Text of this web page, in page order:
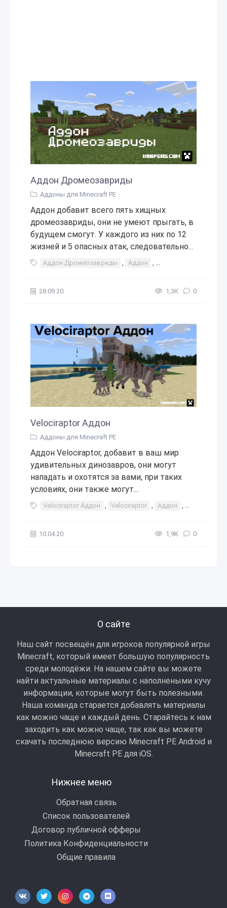
Аддон Дромеозавриды
Аддоны для Minecraft PE
Аддон добавит всего пять хищных
дромеозавриды, они не умеют прыгать, в
будущем смогут. У каждого из них по 12
жизней и 5 опасных атак, следовательно...
Аддон Дромеозавриды , Аддон , Дромеозавриды
28.09.20 1,3К 0
Velociraptor Аддон
Аддоны для Minecraft PE
Аддон Velociraptor, добавит в ваш мир
удивительных динозавров, они могут
нападать и охотятся за вами, при таких
условиях, они также могут...
Velociraptor Аддон , Velociraptor , Аддон , дополнение
10.04.20 1,9К 0
О сайте
Наш сайт посвещён для игроков популярной игры
Minecraft, который имеет большую популярность
среди молодёжи. На нашем сайте вы можете
найти актуальные материалы с наполнеными кучу
информации, которые могут быть полезными.
Наша команда старается добавлять материалы
как можно чаще и каждый день. Старайтесь к нам
заходить как можно чаще, так как вы можете
скачать последнюю версию Minecraft PE Android и
Minecraft РЕ для iOS.
Нижнее меню
Обратная связь
Список пользователей
Договор публичной офферы
Политика Конфиденциальности
Общие правила